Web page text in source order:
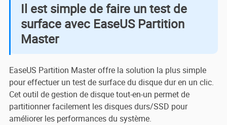
Il est simple de faire un test de
surface avec EaseUS Partition
Master
EaseUS Partition Master offre la solution la plus simple
pour effectuer un test de surface du disque dur en un clic.
Cet outil de gestion de disque tout-en-un permet de
partitionner facilement les disques durs/SSD pour
améliorer les performances du système.